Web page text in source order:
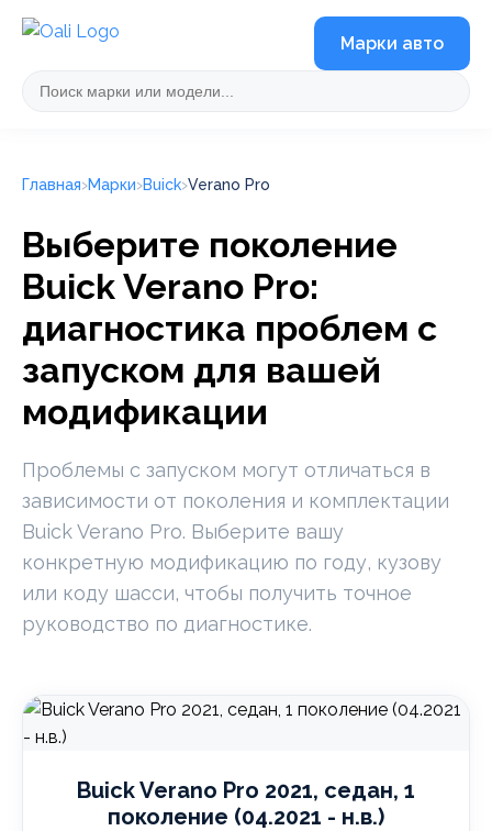
Марки авто
Главная Марки Buick Verano Pro
Выберите поколение
Buick Verano Pro:
диагностика проблем с
запуском для вашей
модификации
Проблемы с запуском могут отличаться в
зависимости от поколения и комплектации
Buick Verano Pro. Выберите вашу
конкретную модификацию по году, кузову
или коду шасси, чтобы получить точное
руководство по диагностике.
Buick Verano Pro 2021, седан, 1
поколение (04.2021 - н.в.)